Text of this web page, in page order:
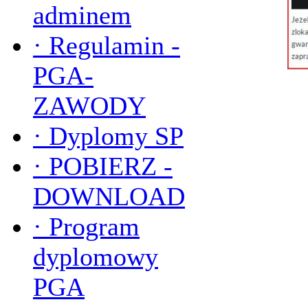
adminem
· Regulamin -
PGA-
ZAWODY
· Dyplomy SP
· POBIERZ -
DOWNLOAD
· Program
dyplomowy
PGA